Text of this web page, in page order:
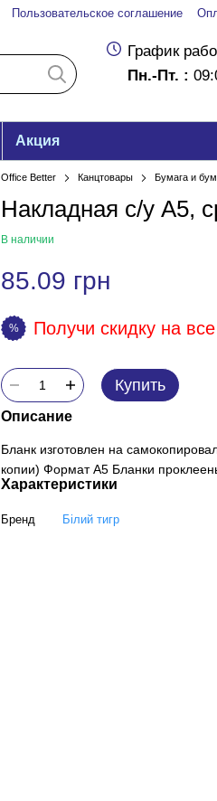
Пользовательское соглашение
График
Пн.-Пт. :
Акция
Office Better Канцтовары Бумага и
Накладная с/у А5,
В наличии
85.09 грн
% Получи скидку на
Купить
Описание
Бланк изготовлен на
копии) Формат А5 Бланки
Характеристики
Бренд Білий тигр